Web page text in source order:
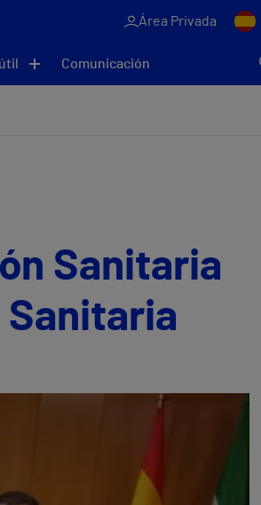
Área Privada
Comunicación
Sanitaria
Sanitaria